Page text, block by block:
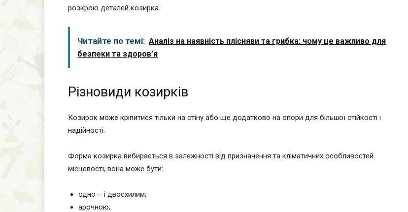
розкрою деталей козирка.
Читайте по темі: Аналіз на наявність плісняви та грибка: чому це важливо для
безпеки та здоров’я
Різновиди козирків
Козирок може кріпитися тільки на стіну або ще додатково на опори для більшої стійкості і
надійності.
Форма козирка вибирається в залежності від призначення та кліматичних особливостей
місцевості, вона може бути:
одно – і двосхилим;
арочною;